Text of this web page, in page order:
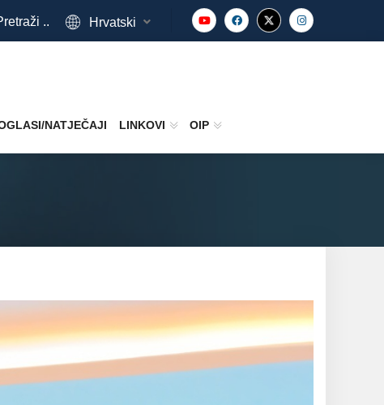
.. Hrvatski
NATJEČAJI LINKOVI OIP